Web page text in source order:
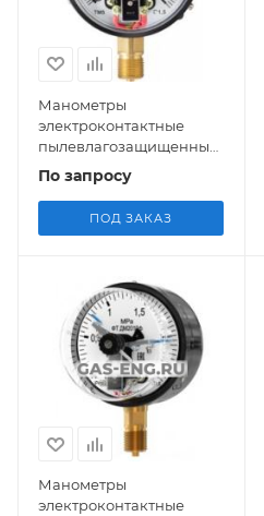
Манометры
электроконтактные
пылевлагозащищенные
ТМ-510.05 IP54
По запросу
ПОД ЗАКАЗ
Манометры
электроконтактные